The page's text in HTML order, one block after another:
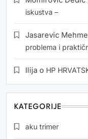
iskustva –
Jasarevic
problema i
Ilija o HP
KATEGORIJE
aku trimer